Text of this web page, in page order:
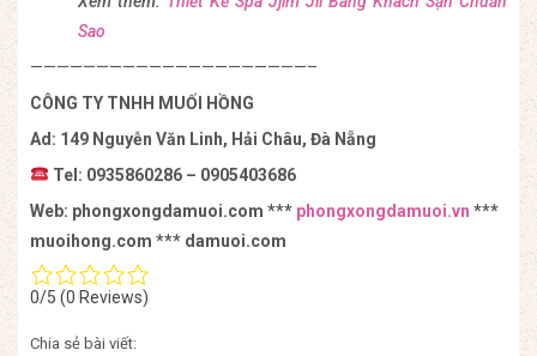
Sao
—————————————————————–
CÔNG TY TNHH MUỐI HỒNG
Ad: 149 Nguyễn Văn Linh, Hải Châu, Đà Nẵng
Tel: 0935860286 – 0905403686
Web: phongxongdamuoi.com *** phongxongdamuoi.vn ***
muoihong.com *** damuoi.com
0/5 (0 Reviews)
Chia sẻ bài viết: